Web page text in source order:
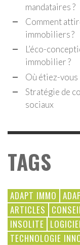
mandataires ?
Comment
immobiliers ?
L’éco-
immobilier ?
Où étiez-vous
Stratégie de
sociaux
TAGS
ADAPT IMMO
ARTICLES
INSOLITE
TECHNOLOGIE